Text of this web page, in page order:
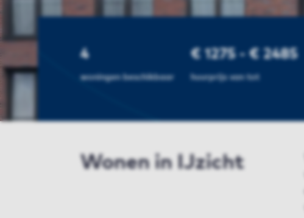
4
woningen beschikbaar
€ 1275 - € 2485
huurprijs van tot
Wonen in IJzicht